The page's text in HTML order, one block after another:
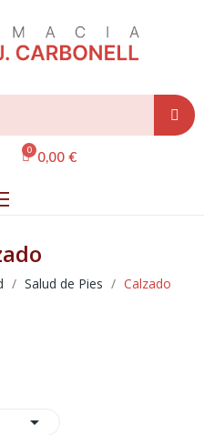
0,00 €
Salud de Pies Calzado
